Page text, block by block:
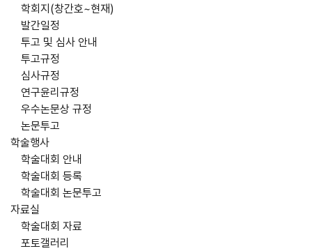
학회지(창간호~현재)
발간일정
투고 및 심사 안내
투고규정
심사규정
연구윤리규정
우수논문상 규정
논문투고
학술행사
학술대회 안내
학술대회 등록
학술대회 논문투고
자료실
학술대회 자료
포토갤러리